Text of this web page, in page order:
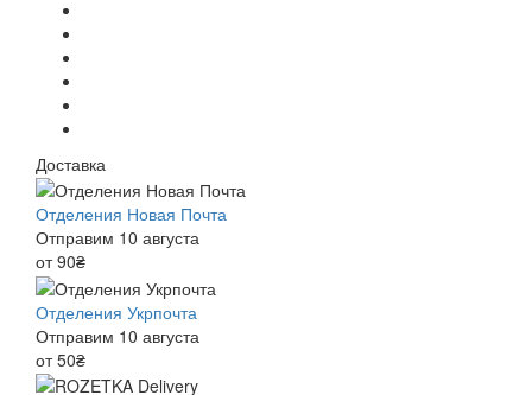
Доставка
Отделения Новая Почта
Отправим 10 августа
от 90₴
Отделения Укрпочта
Отправим 10 августа
от 50₴